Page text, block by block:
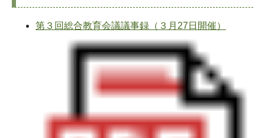
第３回総合教育会議議事録（３月27日開催）